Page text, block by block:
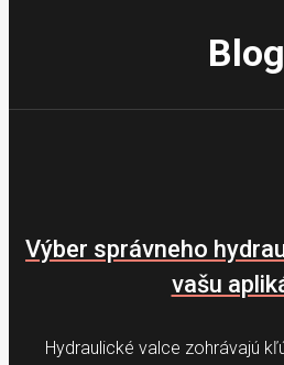
Blog
Výber správneho
vašu
Hydraulické valce zohrávajú